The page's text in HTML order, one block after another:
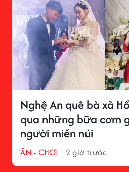
Nghệ An quê bà xã
qua những bữa cơm
người miền núi
ĂN - CHƠI 2 giờ trước